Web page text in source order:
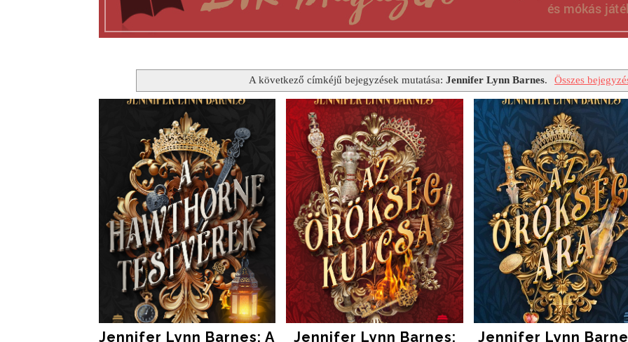
A következő címkéjű bejegyzések mutatása: Jennifer Lynn Barnes. Összes
Jennifer Lynn Barnes: A
Jennifer Lynn Barnes:
Jennifer Lynn